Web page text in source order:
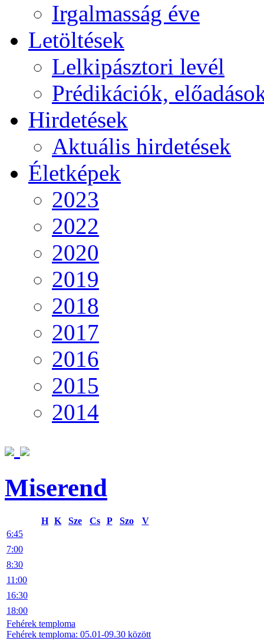
Irgalmasság éve
Letöltések
Lelkipásztori levél
Prédikációk,
Hirdetések
Aktuális hirdetések
Életképek
2023
2022
2020
2019
2018
2017
2016
2015
2014
Miserend
H K Sze Cs P Szo
V
6:45
7:00
8:30
11:00
16:30
18:00
Fehérek temploma
Fehérek temploma: 05.01-09.30 között